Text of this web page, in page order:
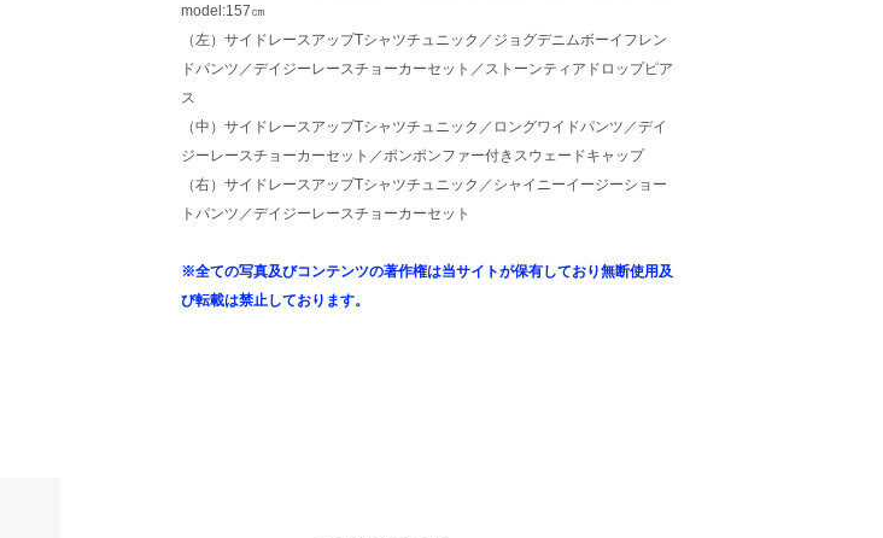
model:157㎝
（左）サイドレースアップTシャツチュニック／ ジョグデニムボーイフレン
ドパンツ ／デイジーレースチョーカーセット ／ ストーンティアドロップピア
ス
（中）サイドレースアップTシャツチュニック／ ロングワイドパンツ ／デイ
ジーレースチョーカーセット ／ポンポンファー付きスウェードキャップ
（右）サイドレースアップTシャツチュニック／ シャイニーイージーショー
トパンツ ／デイジーレースチョーカーセット
※全ての写真及びコンテンツの著作権は当サイトが保有しており無断使用及
び転載は禁止しております。